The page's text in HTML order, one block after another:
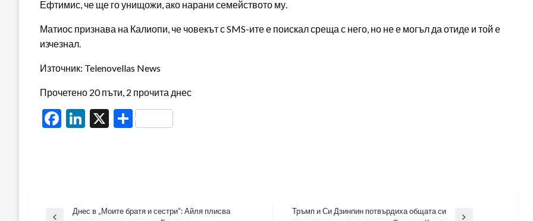
Ефтимис, че ще го унищожи, ако нарани семейството му.
Матиос признава на Калиопи, че човекът с SMS-ите е поискал среща с него, но не е могъл да отиде и той е
изчезнал.
Източник: Telenovellas News
Прочетено 20 пъти, 2 прочита днес
Facebook
LinkedIn
X Share
Днес в „Моите братя и сестри“: Айля плисва
Тръмп и Си Дзинпин потвърдиха общата си